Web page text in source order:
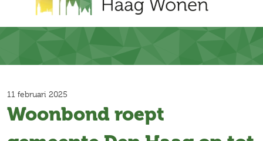
11 februari 2025
Woonbond roept